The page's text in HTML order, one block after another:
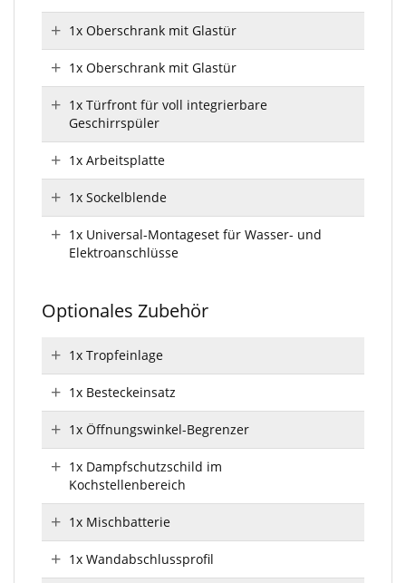
1x Oberschrank mit Glastür
1x Oberschrank mit Glastür
1x Türfront für voll integrierbare
Geschirrspüler
1x Arbeitsplatte
1x Sockelblende
1x Universal-Montageset für Wasser- und
Elektroanschlüsse
Optionales Zubehör
1x Tropfeinlage
1x Besteckeinsatz
1x Öffnungswinkel-Begrenzer
1x Dampfschutzschild im
Kochstellenbereich
1x Mischbatterie
1x Wandabschlussprofil